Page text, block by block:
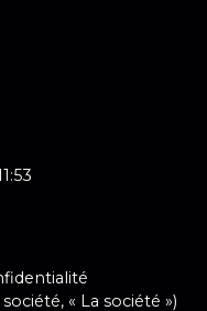
« La société »)